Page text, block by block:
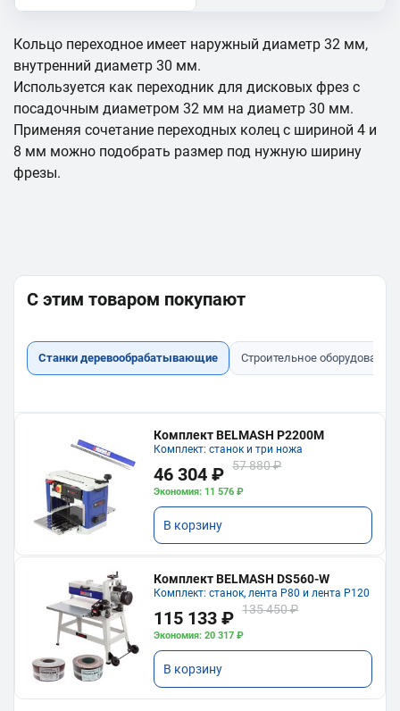
Кольцо переходное имеет наружный диаметр 32 мм,
внутренний диаметр 30 мм.
Используется как переходник для дисковых фрез с
посадочным диаметром 32 мм на диаметр 30 мм.
Применяя сочетание переходных колец с шириной 4 и
8 мм можно подобрать размер под нужную ширину
фрезы.
С этим товаром покупают
Станки деревообрабатывающие Строительное оборудование
Комплект BELMASH P2200M
Комплект: станок и три ножа
46 304 ₽ 57 880 ₽
Экономия: 11 576 ₽
В корзину
Комплект BELMASH DS560-W
Комплект: станок, лента P80 и лента P120
115 133 ₽ 135 450 ₽
Экономия: 20 317 ₽
В корзину